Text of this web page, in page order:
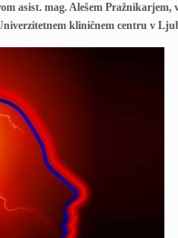
asist. mag. Alešem Pražnikarjem,
kliničnem centru v